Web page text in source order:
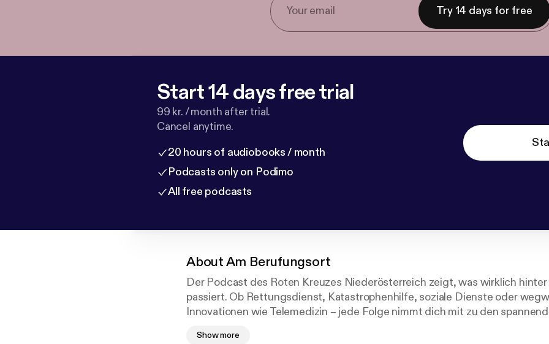
Try 14 days for free
Start 14 days free trial
99 kr. / month after trial.
Cancel anytime.
20 hours of audiobooks / month
Podcasts only on Podimo
All free podcasts
AboutAm Berufungsort
Der Podcast des Roten Kreuzes Niederösterreich zeigt, was wirklich
passiert. Ob Rettungsdienst, Katastrophenhilfe, soziale Dienste oder
Innovationen wie Telemedizin – jede Folge nimmt dich mit zu den
Show more